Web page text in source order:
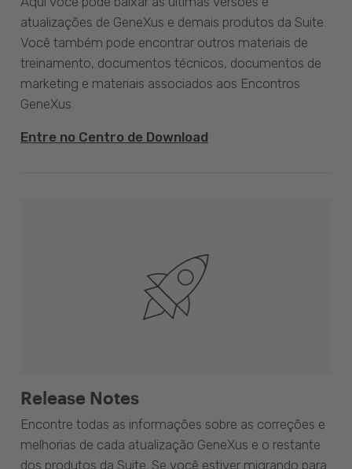
atualizações de GeneXus e demais produtos da Suite.
Você também pode encontrar outros materiais de
treinamento, documentos técnicos, documentos de
marketing e materiais associados aos Encontros
GeneXus.
Entre no Centro de Download
Release Notes
Encontre todas as informações sobre as correções e
melhorias de cada atualização GeneXus e o restante
dos produtos da Suite. Se você estiver migrando para